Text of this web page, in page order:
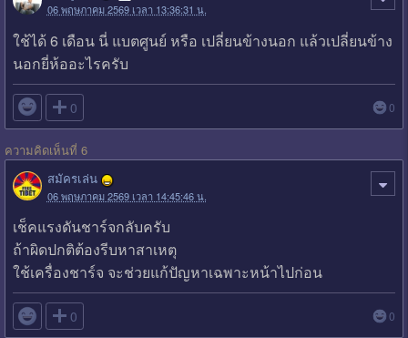
06 พฤษภาคม 2569 เวลา 13:36:31 น.
ใช้ได้ 6 เดือน นี่ แบตศูนย์ หรือ เปลี่ยนข้างนอก แล้วเปลี่ยนข้าง
นอกยี่ห้ออะไรครับ
 0 0
ความคิดเห็นที่ 6
สมัครเล่น
06 พฤษภาคม 2569 เวลา 14:45:46 น.
เช็คแรงดันชาร์จกลับครับ
ถ้าผิดปกติต้องรีบหาสาเหตุ
ใช้เครื่องชาร์จ จะช่วยแก้ปัญหาเฉพาะหน้าไปก่อน
 0 0